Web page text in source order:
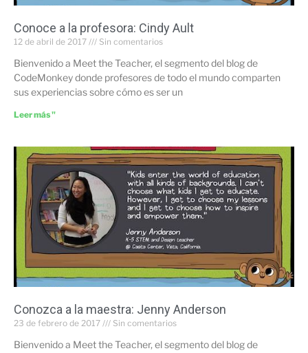
Conoce a la profesora: Cindy Ault
12 de abril de 2017 Sin comentarios
Bienvenido a Meet the Teacher, el segmento del blog de
CodeMonkey donde profesores de todo el mundo comparten
sus experiencias sobre cómo es ser un
Leer más "
Conozca a la maestra: Jenny Anderson
23 de febrero de 2017 Sin comentarios
Bienvenido a Meet the Teacher, el segmento del blog de